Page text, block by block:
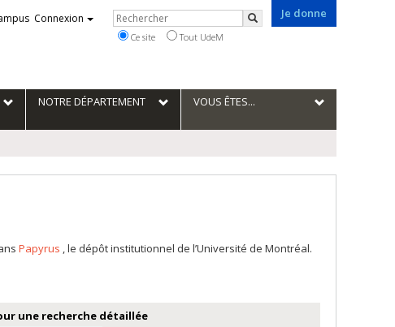
Je donne
Connexion Rechercher
Rechercher
Ce site Tout UdeM
NOTRE DÉPARTEMENT VOUS ÊTES...
Papyrus , le dépôt institutionnel de l’Université de Montréal.
une recherche détaillée